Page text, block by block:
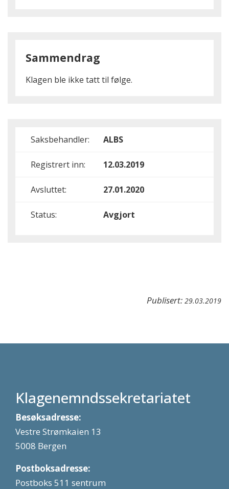
Sammendrag
Klagen ble ikke tatt til følge.
Saksbehandler: ALBS
Registrert inn: 12.03.2019
Avsluttet: 27.01.2020
Status: Avgjort
Publisert: 29.03.2019
Klagenemndssekretariatet
Besøksadresse:
Vestre Strømkaien 13
5008 Bergen
Postboksadresse:
Postboks 511 sentrum